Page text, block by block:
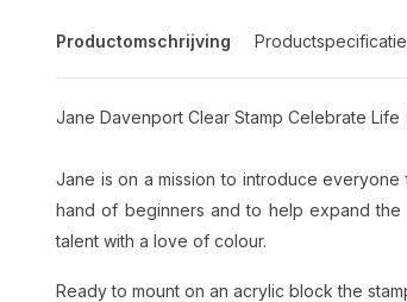
Productomschrijving
Jane Davenport Clear Stamp Celebrate Life
Jane is on a mission to introduce
hand of beginners and to help expand
talent with a love of colour.
Ready to mount on an acrylic block the